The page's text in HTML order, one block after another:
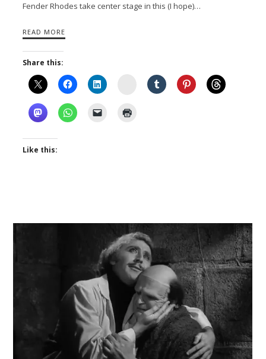
Fender Rhodes take center stage in this (I hope)…
READ MORE
Share this:
Instagram
Like this: